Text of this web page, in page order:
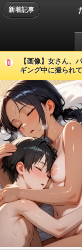
新着記事
【画像】女さん、
ギング中に撮られ